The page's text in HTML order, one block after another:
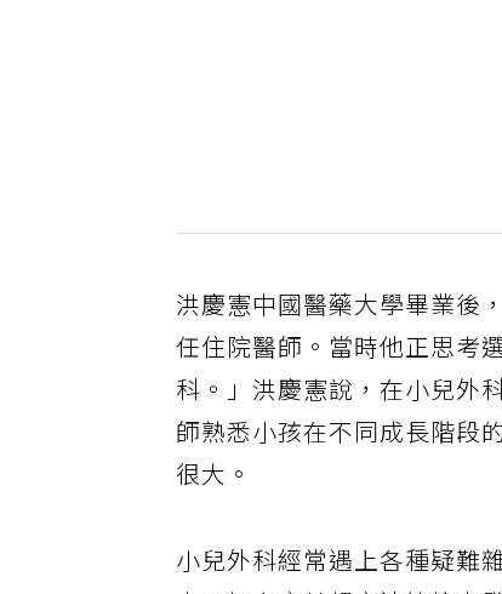
洪慶憲中國醫藥大學畢業後
任住院醫師。當時他正思考
科。」洪慶憲說，在小兒外
師熟悉小孩在不同成長階段
很大。
小兒外科經常遇上各種疑難